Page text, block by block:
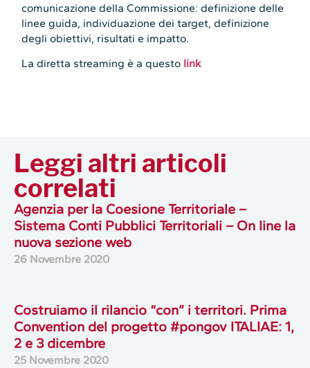
comunicazione della Commissione: definizione delle
linee guida, individuazione dei target, definizione
degli obiettivi, risultati e impatto.
La diretta streaming è a questo link
Leggi altri articoli
correlati
Agenzia per la Coesione Territoriale –
Sistema Conti Pubblici Territoriali – On line la
nuova sezione web
26 Novembre 2020
Costruiamo il rilancio “con” i territori. Prima
Convention del progetto #pongov ITALIAE: 1,
2 e 3 dicembre
25 Novembre 2020